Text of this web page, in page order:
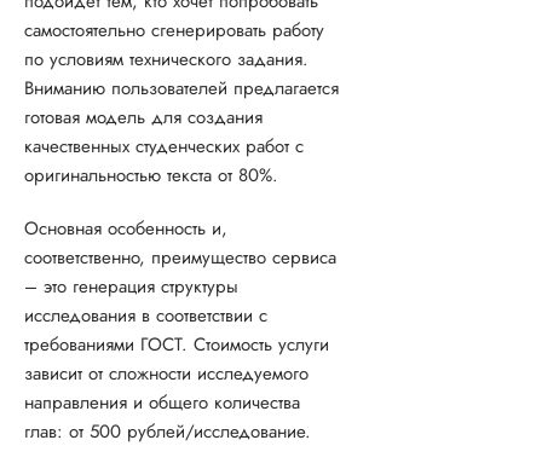
самостоятельно сгенерировать работу
по условиям технического задания.
Вниманию пользователей предлагается
готовая модель для создания
качественных студенческих работ с
оригинальностью текста от 80%.
Основная особенность и,
соответственно, преимущество сервиса
– это генерация структуры
исследования в соответствии с
требованиями ГОСТ. Стоимость услуги
зависит от сложности исследуемого
направления и общего количества
глав: от 500 рублей/исследование.